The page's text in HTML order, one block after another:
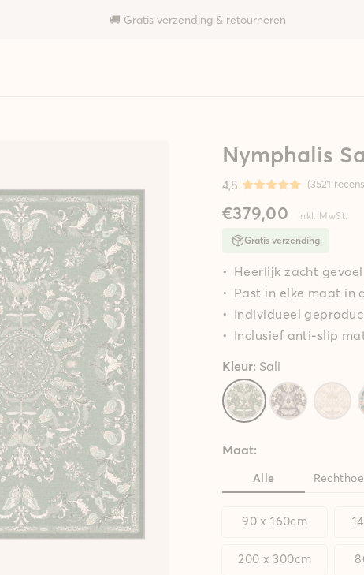
🚚 Gratis verzending & retourneren
Nymphalis
4,8 (3521
€379,00 inkl. MwSt.
Gratis verzending
Heerlijk zacht gevoel
Past in elke maat in
Individueel
Inclusief anti-slip
Kleur: Sali
Maat:
Alle
90 x 160cm
200 x 300cm